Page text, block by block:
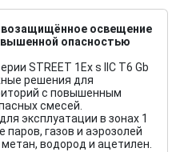
освещение
опасностью
STREET 1Ex s IIC T6 Gb
решения для
с повышенным
смесей.
эксплуатации в зонах 1
паров, газов и аэрозолей
метан, водород и ацетилен.